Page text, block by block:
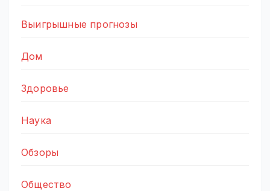
Выигрышные прогнозы
Дом
Здоровье
Наука
Обзоры
Общество